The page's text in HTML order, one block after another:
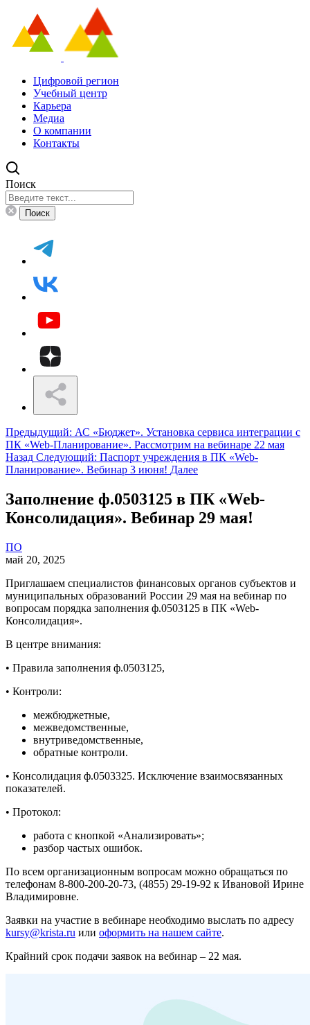
Цифровой регион
Учебный центр
Карьера
Медиа
О компании
Контакты
Поиск
Поиск
Предыдущий: АС «Бюджет». Установка сервиса интеграции с
ПК «Web-Планирование». Рассмотрим на вебинаре 22 мая
Назад Следующий: Паспорт учреждения в ПК «Web-
Планирование». Вебинар 3 июня! Далее
Заполнение ф.0503125 в ПК «Web-
Консолидация». Вебинар 29 мая!
ПО
май 20, 2025
Приглашаем специалистов финансовых органов субъектов и
муниципальных образований России 29 мая на вебинар по
вопросам порядка заполнения ф.0503125 в ПК «Web-
Консолидация».
В центре внимания:
• Правила заполнения ф.0503125,
• Контроли:
межбюджетные,
межведомственные,
внутриведомственные,
обратные контроли.
• Консолидация ф.0503325. Исключение взаимосвязанных
показателей.
• Протокол:
работа с кнопкой «Анализировать»;
разбор частых ошибок.
По всем организационным вопросам можно обращаться по
телефонам 8-800-200-20-73, (4855) 29-19-92 к Ивановой Ирине
Владимировне.
Заявки на участие в вебинаре необходимо выслать по адресу
kursy@krista.ru или оформить на нашем сайте.
Крайний срок подачи заявок на вебинар – 22 мая.